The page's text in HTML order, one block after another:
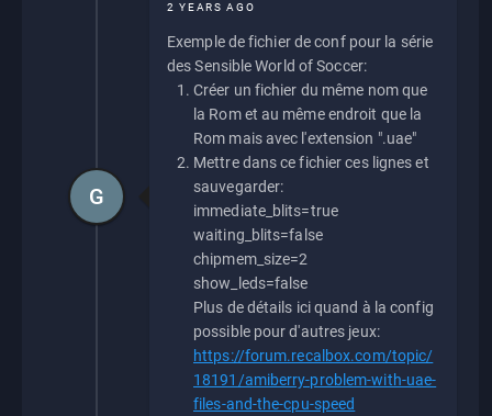
2 YEARS AGO
Exemple de fichier de conf pour la série
des Sensible World of Soccer:
Créer un fichier du même nom que
la Rom et au même endroit que la
Rom mais avec l'extension ".uae"
Mettre dans ce fichier ces lignes et
sauvegarder:
immediate_blits=true
waiting_blits=false
chipmem_size=2
show_leds=false
Plus de détails ici quand à la config
possible pour d'autres jeux:
https://forum.recalbox.com/topic/
18191/amiberry-problem-with-uae-
files-and-the-cpu-speed
G